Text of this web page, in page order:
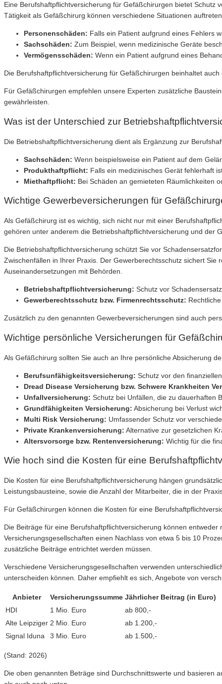
Eine Berufshaftpflichtversicherung für Gefäßchirurgen bietet
Tätigkeit als Gefäßchirurg können verschiedene Situationen
Personenschäden: Falls ein Patient aufgrund eines Fehlers
Sachschäden: Zum Beispiel, wenn medizinische Geräte
Vermögensschäden: Wenn ein Patient aufgrund eines
Die Berufshaftpflichtversicherung für Gefäßchirurgen beinhaltet
Für Gefäßchirurgen empfehlen unsere Experten zusätzliche
gewährleisten.
Was ist der Unterschied zur
Die Betriebshaftpflichtversicherung dient als Ergänzung zur
Sachschäden: Wenn beispielsweise ein Patient auf dem
Produkthaftpflicht: Falls ein medizinisches Gerät fehlerhaft
Miethaftpflicht: Bei Schäden an gemieteten Räumlichkeiten
Wichtige Gewerbeversicherungen für
Als Gefäßchirurg ist es wichtig, sich nicht nur mit einer
gehören unter anderem die Betriebshaftpflichtversicherung und der
Die Betriebshaftpflichtversicherung schützt Sie vor
Zwischenfällen in Ihrer Praxis. Der Gewerberechtsschutz sichert
Auseinandersetzungen mit Behörden.
Betriebshaftpflichtversicherung: Schutz vor
Gewerberechtsschutz bzw. Firmenrechtsschutz:
Zusätzlich zu den genannten Gewerbeversicherungen sind auch
Wichtige persönliche Versicherungen für
Als Gefäßchirurg sollten Sie auch an Ihre persönliche Absicherung
Berufsunfähigkeitsversicherung: Schutz vor den
Dread Disease Versicherung bzw. Schwere Krankheiten
Unfallversicherung: Schutz bei Unfällen, die zu dauerhaften
Grundfähigkeiten Versicherung: Absicherung bei Verlust
Multi Risk Versicherung: Umfassender Schutz vor
Private Krankenversicherung: Alternative zur gesetzlichen
Altersvorsorge bzw. Rentenversicherung: Wichtig für die
Wie hoch sind die Kosten für eine
Die Kosten für eine Berufshaftpflichtversicherung hängen
Leistungsbausteine, sowie die Anzahl der Mitarbeiter, die in der
Für Gefäßchirurgen können die Kosten für eine
Die Beiträge für eine Berufshaftpflichtversicherung können
Versicherungsgesellschaften einen Nachlass von etwa 5 bis 10
zusätzliche Beiträge entrichtet werden müssen.
Verschiedene Versicherungsgesellschaften verwenden
unterscheiden können. Daher empfiehlt es sich, Angebote von
Anbieter Versicherungssumme Jährlicher Beitrag (in Euro)
HDI
1 Mio. Euro
ab 800,-
Alte Leipziger 2 Mio. Euro
ab 1.200,-
Signal Iduna
3 Mio. Euro ab 1.500,-
(Stand: 2026)
Die oben genannten Beträge sind Durchschnittswerte und basieren